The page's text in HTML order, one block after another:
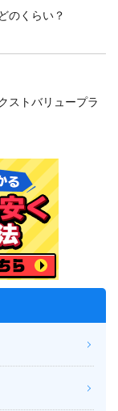
のくらい？
ストバリュープラ